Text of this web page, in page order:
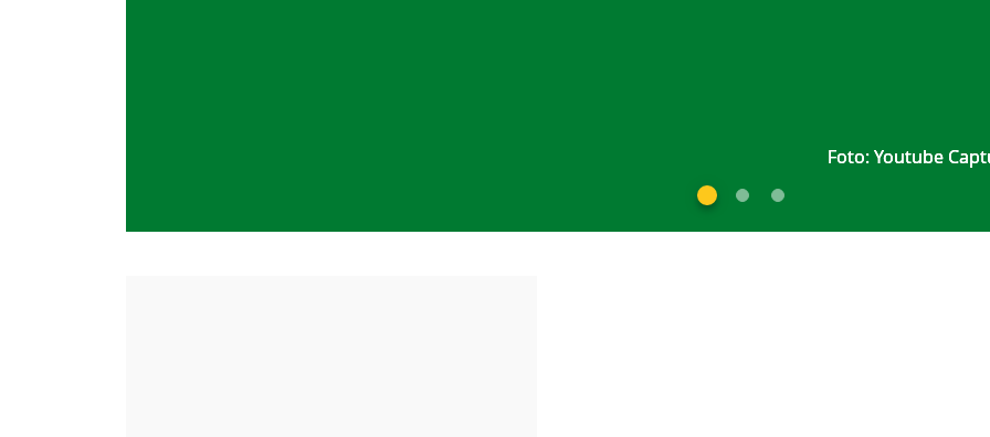
Foto: Youtube
Foto: Youtube
Foto: Youtube